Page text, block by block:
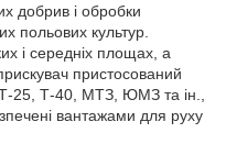
добрив і обробки
польових культур.
і середніх площах, а
пристосований
Т-25, Т-40, МТЗ, ЮМЗ та ін.,
вантажами для руху